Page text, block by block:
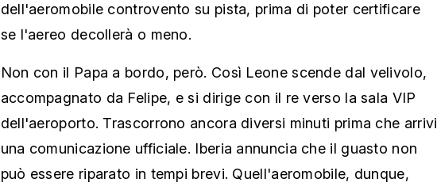
dell'aeromobile controvento su pista, prima di poter certificare
se l'aereo decollerà o meno.
Non con il Papa a bordo, però. Così Leone scende dal velivolo,
accompagnato da Felipe, e si dirige con il re verso la sala VIP
dell'aeroporto. Trascorrono ancora diversi minuti prima che arrivi
una comunicazione ufficiale. Iberia annuncia che il guasto non
può essere riparato in tempi brevi. Quell'aeromobile, dunque,